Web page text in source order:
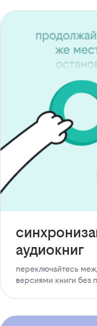
аудиокниг
переключайтесь
версиями книги без